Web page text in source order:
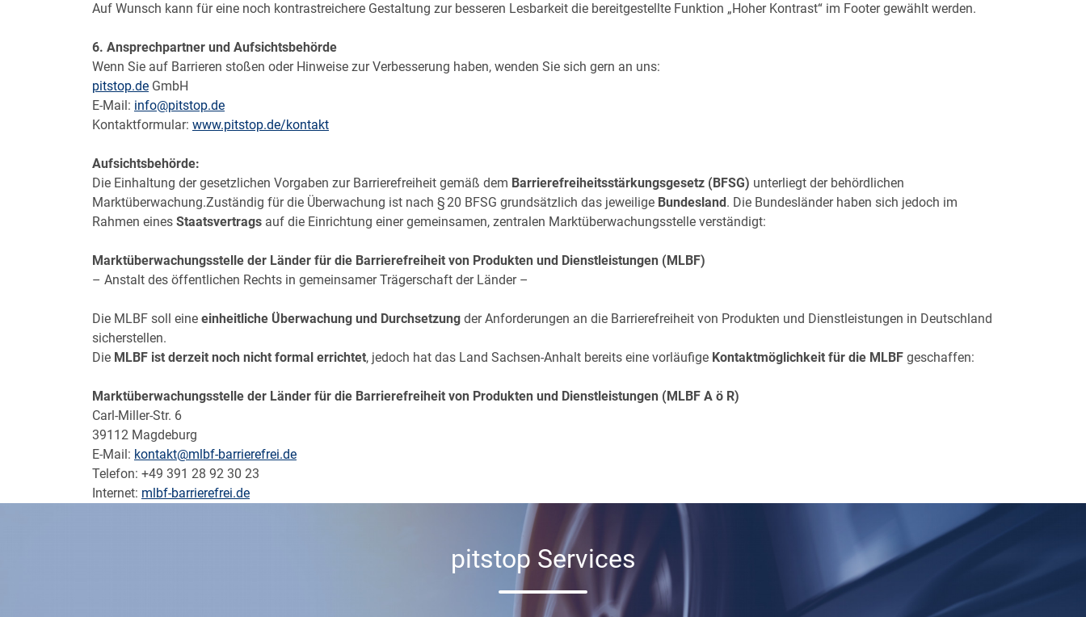
Auf Wunsch kann für eine noch kontrastreichere Gestaltung zur besseren Lesbarkeit die bereitgestellte Funktion „Hoher Kontrast“ im Footer gewählt werden.
6. Ansprechpartner und Aufsichtsbehörde
Wenn Sie auf Barrieren stoßen oder Hinweise zur Verbesserung haben, wenden Sie sich gern an uns:
pitstop.de GmbH
E-Mail: info@pitstop.de
Kontaktformular: www.pitstop.de/kontakt
Aufsichtsbehörde:
Die Einhaltung der gesetzlichen Vorgaben zur Barrierefreiheit gemäß dem Barrierefreiheitsstärkungsgesetz (BFSG) unterliegt der behördlichen
Marktüberwachung.Zuständig für die Überwachung ist nach § 20 BFSG grundsätzlich das jeweilige Bundesland. Die Bundesländer haben sich jedoch im
Rahmen eines Staatsvertrags auf die Einrichtung einer gemeinsamen, zentralen Marktüberwachungsstelle verständigt:
Marktüberwachungsstelle der Länder für die Barrierefreiheit von Produkten und Dienstleistungen (MLBF)
– Anstalt des öffentlichen Rechts in gemeinsamer Trägerschaft der Länder –
Die MLBF soll eine einheitliche Überwachung und Durchsetzung der Anforderungen an die Barrierefreiheit von Produkten und Dienstleistungen in Deutschland
sicherstellen.
Die MLBF ist derzeit noch nicht formal errichtet, jedoch hat das Land Sachsen-Anhalt bereits eine vorläufige Kontaktmöglichkeit für die MLBF geschaffen:
Marktüberwachungsstelle der Länder für die Barrierefreiheit von Produkten und Dienstleistungen (MLBF A ö R)
Carl-Miller-Str. 6
39112 Magdeburg
E-Mail: kontakt@mlbf-barrierefrei.de
Telefon: +49 391 28 92 30 23
Internet: mlbf-barrierefrei.de
pitstop Services